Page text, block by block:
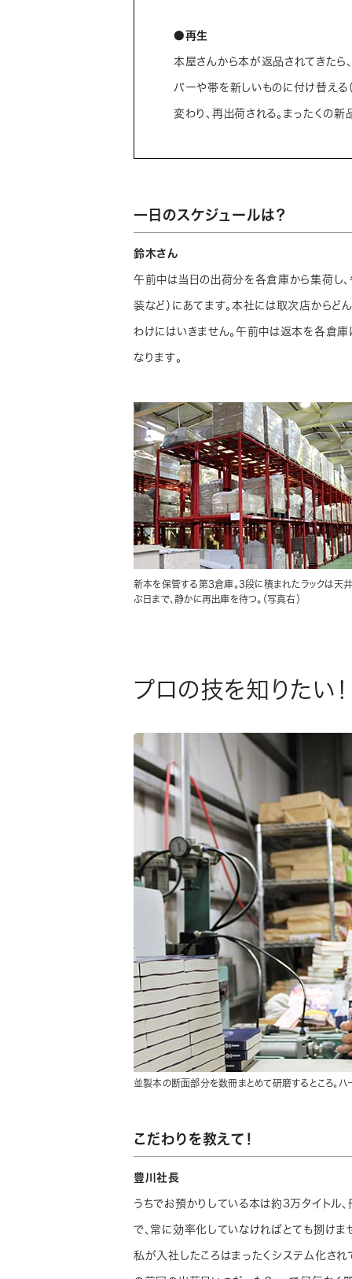
●再生
本屋さんから本が返品されてきたら
バーや帯を新しいものに付け替える
変わり、再出荷される。まったくの
一日のスケジュールは？
鈴木さん
午前中は当日の出荷分を各倉庫から集荷し
装など）にあてます。本社には取次店からど
わけにはいきません。午前中は返本を各倉
なります。
新本を保管する第3倉庫。3段に積まれたラックは天
ぶ日まで、静かに再出庫を待つ。（写真右）
プロの技を知りたい！
並製本の断面部分を数冊まとめて研磨するところ。
こだわりを教えて！
豊川社長
うちでお預かりしている本は約3万タイトル
で、常に効率化していなければとても捌けま
私が入社したころはまったくシステム化され